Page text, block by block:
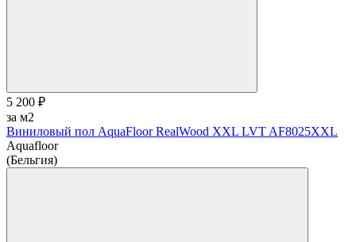
5 200 ₽
за м2
Виниловый пол AquaFloor RealWood XХL LVT AF8025XXL
Aquafloor
(Бельгия)